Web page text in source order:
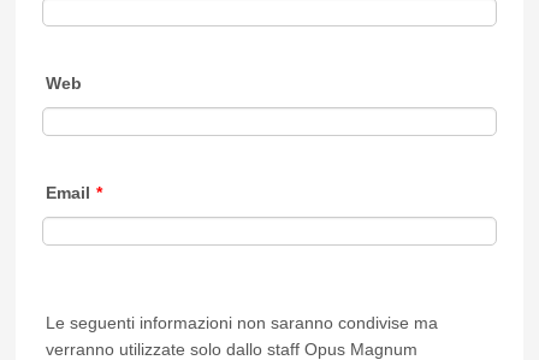
Web
Email *
Le seguenti informazioni non saranno condivise ma
verranno utilizzate solo dallo staff Opus Magnum